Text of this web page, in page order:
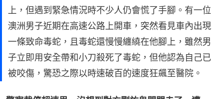
上，但遇到緊急情況時不少人仍會慌了手腳。有一位
澳洲男子近期在高速公路上開車，突然看見車內出現
一條致命毒蛇，且毒蛇還慢慢纏繞在他腳上，雖然男
子立即用安全帶和小刀殺死了毒蛇，但他認為自己已
被咬傷，驚恐之際以時速破百的速度狂飆至醫院。